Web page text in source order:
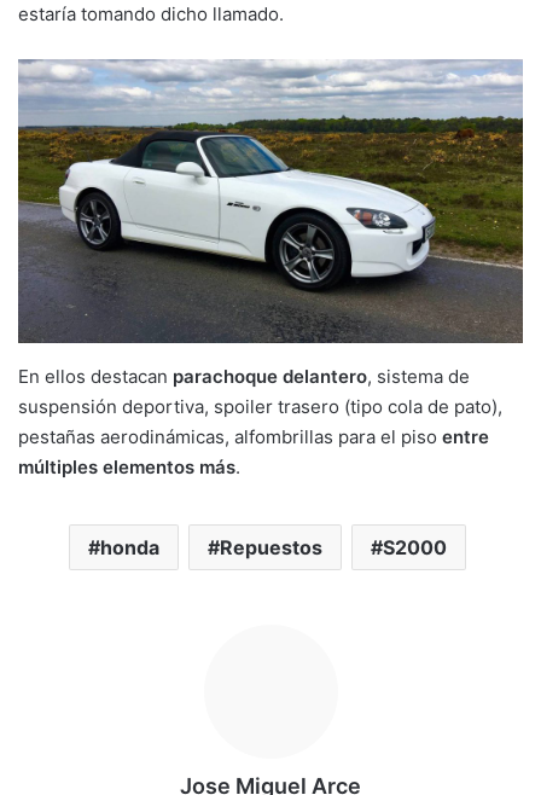
estaría tomando dicho llamado.
En ellos destacan parachoque delantero, sistema de
suspensión deportiva, spoiler trasero (tipo cola de pato),
pestañas aerodinámicas, alfombrillas para el piso entre
múltiples elementos más.
honda Repuestos S2000
Jose Miguel Arce